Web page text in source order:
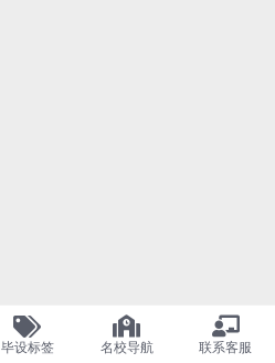
毕设标签 名校导航 联系客服